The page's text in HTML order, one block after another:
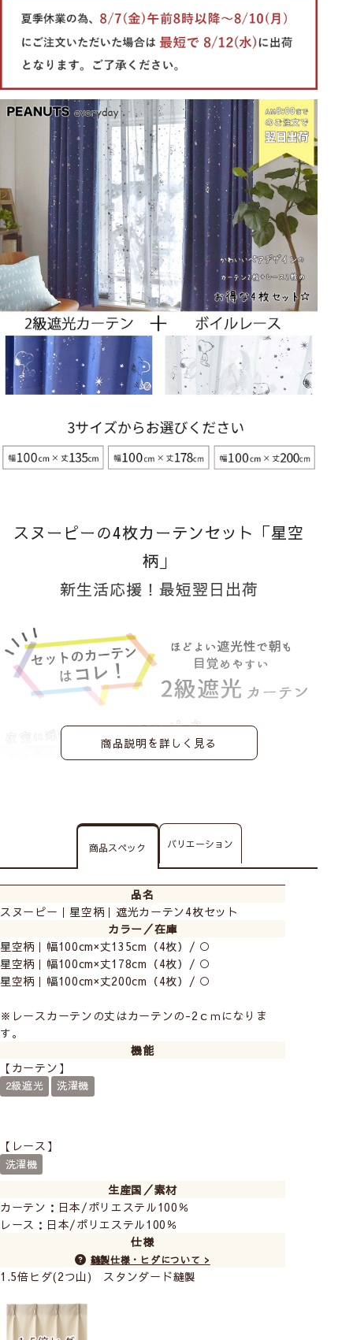
スヌーピーの4枚カーテンセット「星空
柄」
新生活応援！最短翌日出荷
夜空に浮かぶスヌーピーとお星さま。
適度に朝日が入る遮光2級カーテンだから目覚めもスッ
キリ。
レースカーテンは透け感のあるふんわりしたボイルレー
カーテン2枚＋レースカーテン2枚のお得なセットだか
らお財布にも優しい。
商品説明を詳しく見る
商品スペック バリエーション
品名
スヌーピー｜星空柄｜遮光カーテン4枚セット
カラー／在庫
星空柄｜幅100cm×丈135cm（4枚）/ ○
星空柄｜幅100cm×丈178cm（4枚）/ ○
星空柄｜幅100cm×丈200cm（4枚）/ ○
※レースカーテンの丈はカーテンの-2ｃｍになりま
す。
機能
【カーテン】
2級遮光 洗濯機
【レース】
洗濯機
生産国／素材
カーテン：日本/ポリエステル100％
レース：日本/ポリエステル100％
仕様
縫製仕様・ヒダについて >
1.5倍ヒダ(2つ山) スタンダード縫製